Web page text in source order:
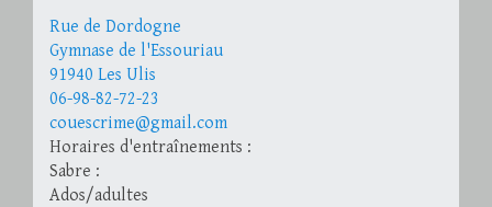
Rue de Dordogne
Gymnase de l'Essouriau
91940 Les Ulis
06-98-82-72-23
couescrime@gmail.com
Horaires d'entraînements :
Sabre :
Ados/adultes